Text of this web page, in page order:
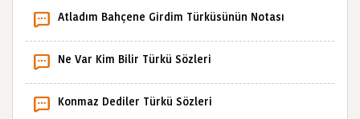
Atladım Bahçene Girdim Türküsünün Notası
Ne Var Kim Bilir Türkü Sözleri
Konmaz Dediler Türkü Sözleri